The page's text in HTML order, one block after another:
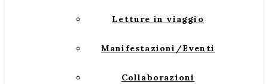
Letture in viaggio
Manifestazioni/Eventi
Collaborazioni